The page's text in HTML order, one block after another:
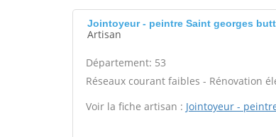
Jointoyeur - peintre Saint georges
Artisan
Département: 53
Réseaux courant faibles - Rénovation
Voir la fiche artisan : Jointoyeur -